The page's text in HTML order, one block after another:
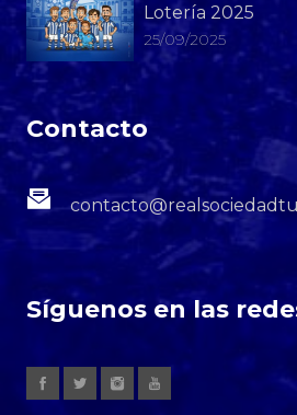
Lotería 2025
25/09/2025
Contacto
Síguenos en las